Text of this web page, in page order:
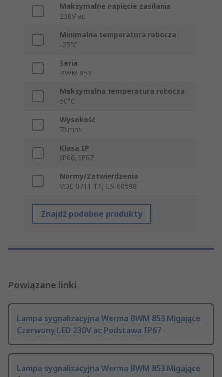
Maksymalne napięcie zasilania
230V ac
Minimalna temperatura robocza
-25°C
Seria
BWM 853
Maksymalna temperatura robocza
50°C
Wysokość
71mm
Klasa IP
IP66, IP67
Normy/Zatwierdzenia
VDE 0711 T1, EN 60598
Znajdź podobne produkty
Powiązane linki
Lampa sygnalizacyjna Werma BWM 853 Migające
Czerwony LED 230V ac Podstawa IP67
Lampa sygnalizacyjna Werma BWM 853 Migające